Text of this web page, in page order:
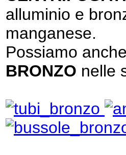
alluminio e
manganese.
Possiamo
BRONZO nelle